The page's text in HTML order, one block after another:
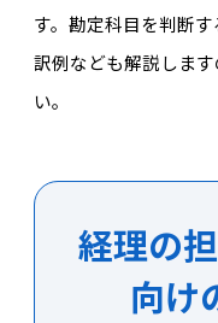
す。勘定科目を判断
訳例なども解説しま
い。
経理の
向け